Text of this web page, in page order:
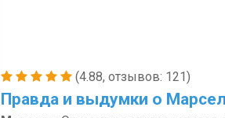
(4.88, отзывов: 121)
Правда и выдумки о